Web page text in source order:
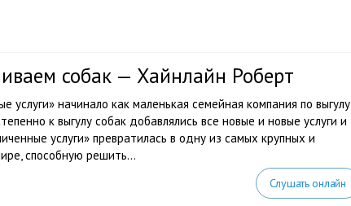
собак — Хайнлайн Роберт
услуги» начинало как маленькая семейная компания по выгулу
к выгулу собак добавлялись все новые и новые услуги и
услуги» превратилась в одну из самых крупных и
способную решить...
Слушать онлайн